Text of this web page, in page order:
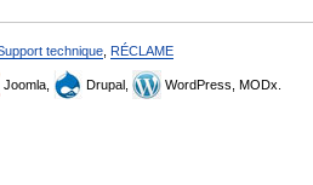
technique RÉCLAME
Joomla, Drupal, WordPress, MODx.